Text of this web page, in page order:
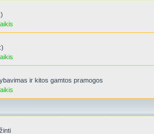
ir kitos gamtos pramogos